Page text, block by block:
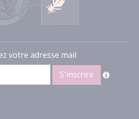
votre adresse mail